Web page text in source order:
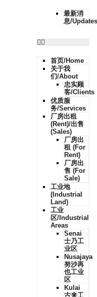
最新消
息/Updates
首页/Home
关于我
们/About
忠实顾
客/Clients
优质服
务/Services
厂房出租
(Rent)/出售
(Sales)
厂房出
租 (For
Rent)
厂房出
售 (For
Sale)
工业地
(Industrial
Land)
工业
区/Industrial
Areas
Senai
士乃工
业区
Nusajaya
努沙再
也工业
区
Kulai
古来工